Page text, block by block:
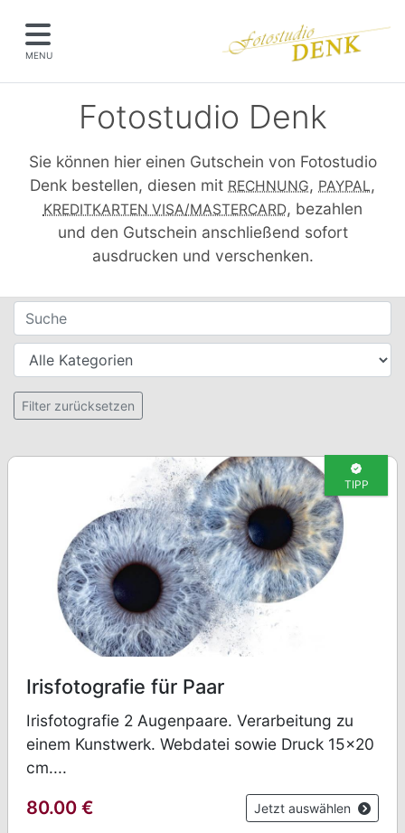
MENU
Fotostudio Denk
Sie können hier einen Gutschein von Fotostudio
Denk bestellen, diesen mit RECHNUNG, PAYPAL,
KREDITKARTEN VISA/MASTERCARD, bezahlen
und den Gutschein anschließend sofort
ausdrucken und verschenken.
Filter für Gutscheine
Suche
Kategorien
Filter zurücksetzen
Setzt alle Filter zurück
TIPP
Irisfotografie für Paar
Irisfotografie 2 Augenpaare. Verarbeitung zu
einem Kunstwerk. Webdatei sowie Druck 15x20
cm....
80.00 € Jetzt auswählen